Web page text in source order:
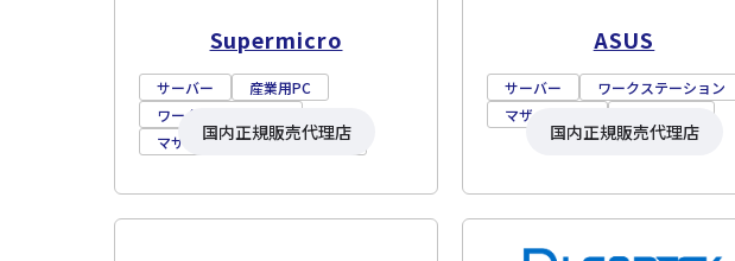
Supermicro
サーバー
産業用PC
ワークステーション
マザーボード
ストレージ
国内正規販売代理店
ASUS
サーバー
ワークステーション
マザーボード
国内正規販売代理店